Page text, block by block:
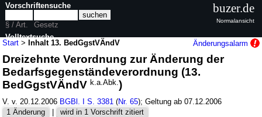
Start >Inhalt 13. BedGgstVÄndV Änderungsalarm
Dreizehnte Verordnung zur Änderung der
Bedarfsgegenständeverordnung (13.
BedGgstVÄndVk.a.Abk.)
V. v. 20.12.2006 BGBl. I S. 3381 (Nr. 65); Geltung ab 07.12.2006
1 Änderung
| wird in 1 Vorschrift zitiert
Vorschriftensuche
§ / Art.
Gesetz
Volltextsuche
nur in 13. BedGgstVÄndV
buzer.de
Normalansicht